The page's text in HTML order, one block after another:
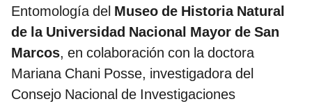
Entomología del Museo de Historia Natural
de la Universidad Nacional Mayor de San
Marcos, en colaboración con la doctora
Mariana Chani Posse, investigadora del
Consejo Nacional de Investigaciones